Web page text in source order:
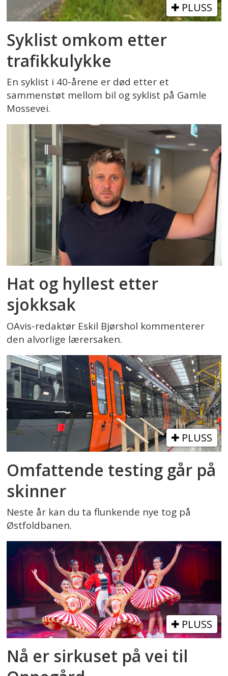
PLUSS
Syklist omkom etter
trafikkulykke
En syklist i 40-årene er død etter et
sammenstøt mellom bil og syklist på Gamle
Mossevei.
Hat og hyllest etter
sjokksak
OAvis-redaktør Eskil Bjørshol kommenterer
den alvorlige lærersaken.
PLUSS
Omfattende testing går på
skinner
Neste år kan du ta flunkende nye tog på
Østfoldbanen.
PLUSS
Nå er sirkuset på vei til